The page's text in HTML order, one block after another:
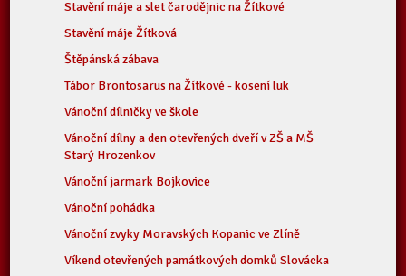
Stavění máje a slet čarodějnic na Žítkové
Stavění máje Žítková
Štěpánská zábava
Tábor Brontosarus na Žítkové - kosení luk
Vánoční dílničky ve škole
Vánoční dílny a den otevřených dveří v ZŠ a MŠ
Starý Hrozenkov
Vánoční jarmark Bojkovice
Vánoční pohádka
Vánoční zvyky Moravských Kopanic ve Zlíně
Víkend otevřených památkových domků Slovácka